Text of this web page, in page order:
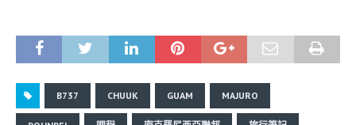
B737 CHUUK GUAM MAJURO